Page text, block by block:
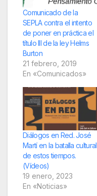
Comunicado de la
SEPLA contra el intento
de poner en práctica el
título III de la ley Helms
Burton
21 febrero, 2019
En «Comunicados»
Diálogos en Red. José
Martí en la batalla cultural
de estos tiempos.
(Vídeos)
19 enero, 2023
En «Noticias»